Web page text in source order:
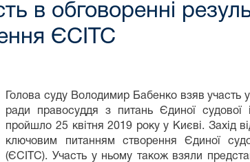
в обговоренні
ЄСІТС
Голова суду Володимир Бабенко взяв участь
ради правосуддя з питань Єдиної судової
пройшло 25 квітня 2019 року у Києві. Захід
ключовим питанням створення Єдиної
(ЄСІТС). Участь у ньому також взяли